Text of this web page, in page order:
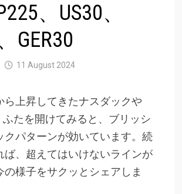
、US30、
GER30
11 August 2024
ら上昇してきたナスダックや
たを開けてみると、ブリッシ
クパターンが効いています。続
ば、超えてはいけないラインが
の様子をサクッとシェアしま